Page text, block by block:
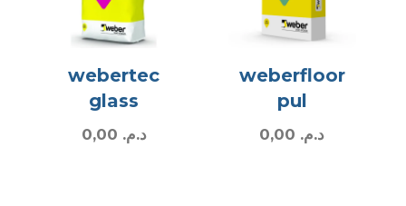
webertec
glass
د.م.
weberfloor
pul
د.م.